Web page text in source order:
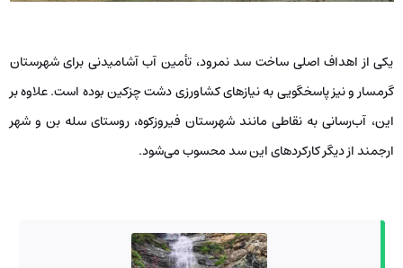
یکی از اهداف اصلی ساخت سد نمرود، تأمین آب آشامیدنی برای شهرستان
گرمسار و نیز پاسخگویی به نیازهای کشاورزی دشت چزکین بوده است. علاوه بر
این، آب‌رسانی به نقاطی مانند شهرستان فیروزکوه، روستای سله بن و شهر
ارجمند از دیگر کارکردهای این سد محسوب می‌شود.